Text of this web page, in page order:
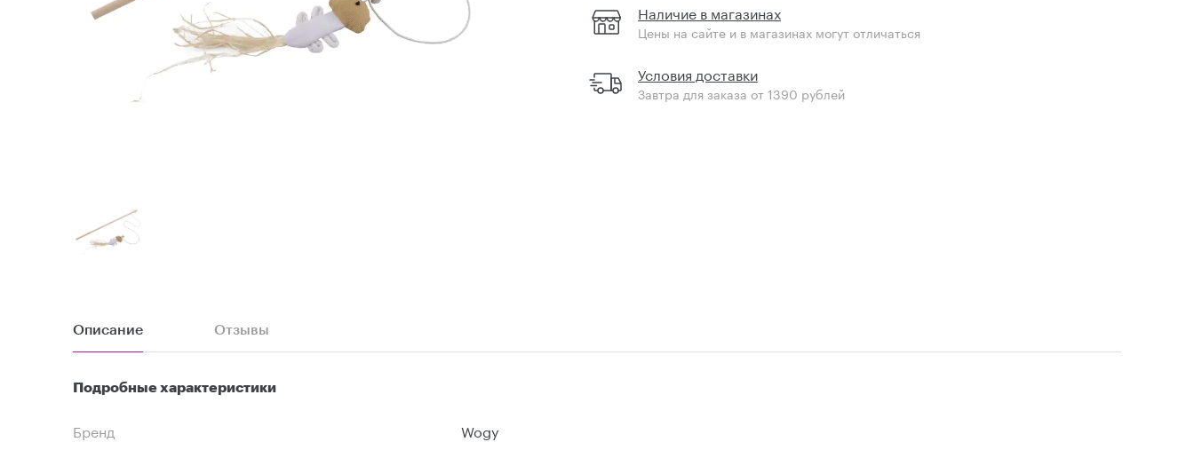
Наличие в магазинах
Цены на сайте и в магазинах могут отличаться
Условия доставки
Завтра для заказа от 1390 рублей
Описание Отзывы
Подробные характеристики
Бренд
Wogy